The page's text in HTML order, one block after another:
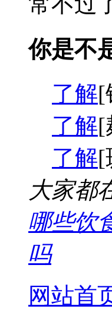
你是不
了解[
了解[
了解[
大家都
哪些饮
吗
网站首